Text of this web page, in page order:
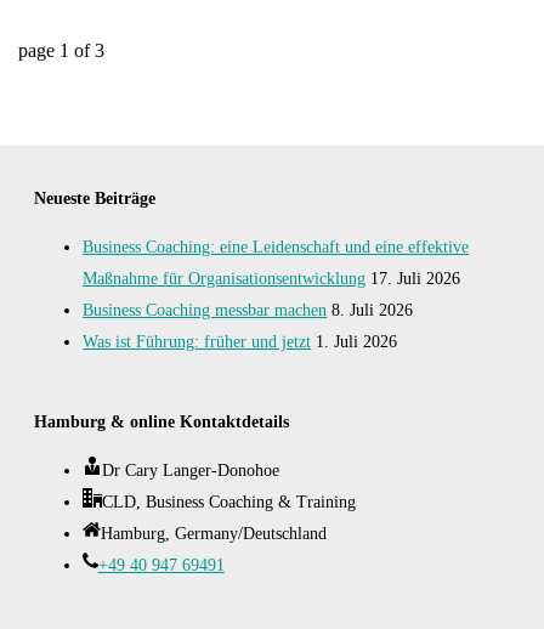
page 1 of3
Neueste Beiträge
Business Coaching: eine Leidenschaft und eine effektive
Maßnahme für Organisationsentwicklung 17. Juli 2026
Business Coaching messbar machen 8. Juli 2026
Was ist Führung: früher und jetzt 1. Juli 2026
Hamburg & online Kontaktdetails
Dr Cary Langer-Donohoe
CLD, Business Coaching & Training
Hamburg, Germany/Deutschland
+49 40 947 69491